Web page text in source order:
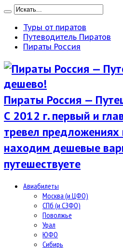
Туры от пиратов
Путеводитель Пиратов
Пираты Россия
Пираты Россия —
С 2012 г. первый и
тревел
находим дешевые
путешествуете
Авиабилеты
Москва (и ЦФО)
СПб (и СЗФО)
Поволжье
Урал
ЮФО
Сибирь